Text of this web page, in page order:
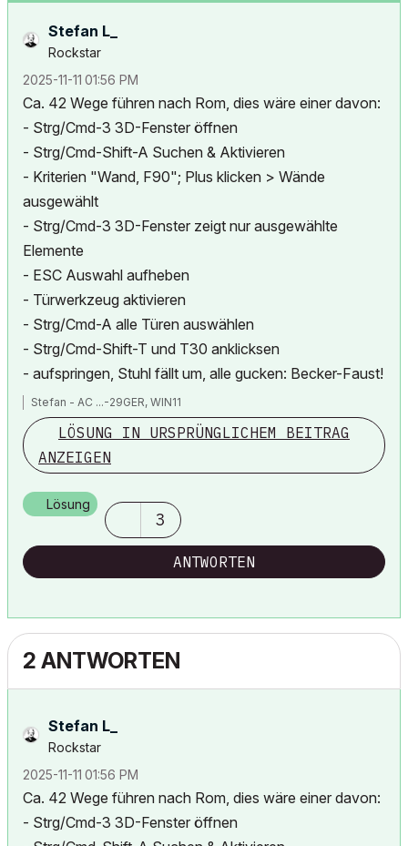
Stefan L_
Rockstar
‎2025-11-11 01:56 PM
Ca. 42 Wege führen nach Rom, dies wäre einer davon:
- Strg/Cmd-3 3D-Fenster öffnen
- Strg/Cmd-Shift-A Suchen & Aktivieren
- Kriterien "Wand, F90"; Plus klicken > Wände
ausgewählt
- Strg/Cmd-3 3D-Fenster zeigt nur ausgewählte
Elemente
- ESC Auswahl aufheben
- Türwerkzeug aktivieren
- Strg/Cmd-A alle Türen auswählen
- Strg/Cmd-Shift-T und T30 anklicksen
- aufspringen, Stuhl fällt um, alle gucken: Becker-Faust!
Stefan - AC ...-29GER, WIN11
LÖSUNG IN URSPRÜNGLICHEM BEITRAG
ANZEIGEN
Lösung
3
ANTWORTEN
2 ANTWORTEN
Stefan L_
Rockstar
‎2025-11-11 01:56 PM
Ca. 42 Wege führen nach Rom, dies wäre einer davon:
- Strg/Cmd-3 3D-Fenster öffnen